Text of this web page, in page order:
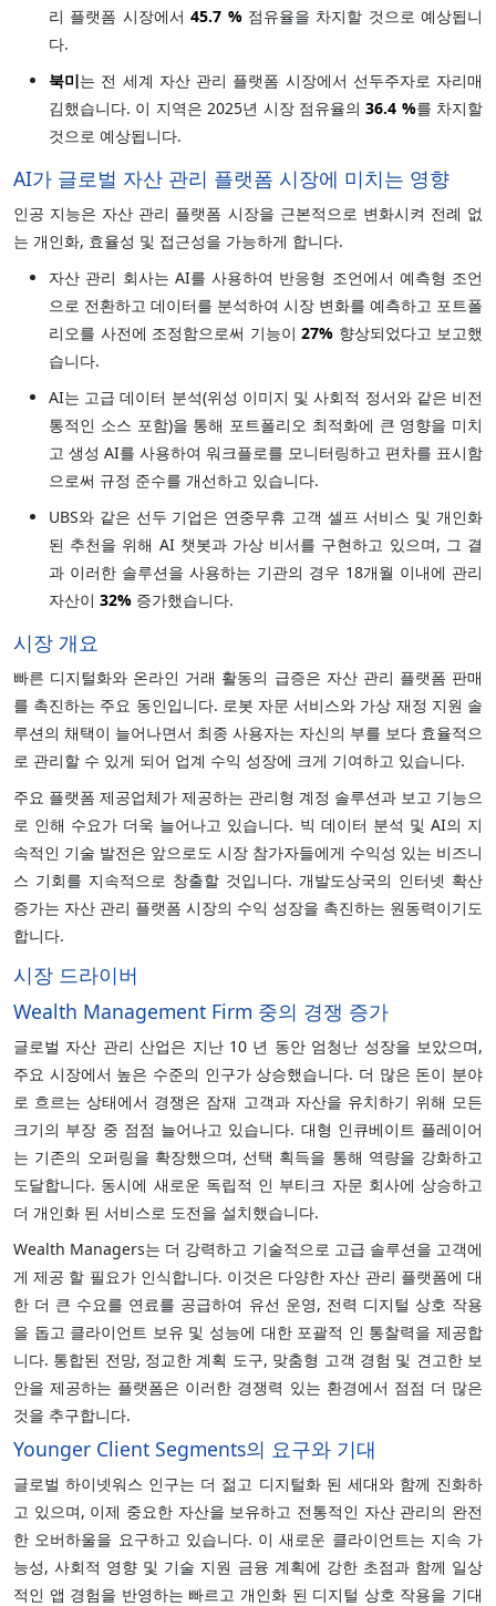
리 플랫폼 시장에서45.7 %점유율을 차지할 것으로 예상됩니
다.
북미는 전 세계 자산 관리 플랫폼 시장에서 선두주자로 자리매
김했습니다. 이 지역은 2025년 시장 점유율의36.4 %를 차지할
것으로 예상됩니다.
AI가 글로벌 자산 관리 플랫폼 시장에 미치는 영향
인공 지능은 자산 관리 플랫폼 시장을 근본적으로 변화시켜 전례 없
는 개인화, 효율성 및 접근성을 가능하게 합니다.
자산 관리 회사는 AI를 사용하여 반응형 조언에서 예측형 조언
으로 전환하고 데이터를 분석하여 시장 변화를 예측하고 포트폴
리오를 사전에 조정함으로써 기능이 27% 향상되었다고 보고했
습니다.
AI는 고급 데이터 분석(위성 이미지 및 사회적 정서와 같은 비전
통적인 소스 포함)을 통해 포트폴리오 최적화에 큰 영향을 미치
고 생성 AI를 사용하여 워크플로를 모니터링하고 편차를 표시함
으로써 규정 준수를 개선하고 있습니다.
UBS와 같은 선두 기업은 연중무휴 고객 셀프 서비스 및 개인화
된 추천을 위해 AI 챗봇과 가상 비서를 구현하고 있으며, 그 결
과 이러한 솔루션을 사용하는 기관의 경우 18개월 이내에 관리
자산이 32% 증가했습니다.
시장 개요
빠른 디지털화와 온라인 거래 활동의 급증은 자산 관리 플랫폼 판매
를 촉진하는 주요 동인입니다. 로봇 자문 서비스와 가상 재정 지원 솔
루션의 채택이 늘어나면서 최종 사용자는 자신의 부를 보다 효율적으
로 관리할 수 있게 되어 업계 수익 성장에 크게 기여하고 있습니다.
주요 플랫폼 제공업체가 제공하는 관리형 계정 솔루션과 보고 기능으
로 인해 수요가 더욱 늘어나고 있습니다. 빅 데이터 분석 및 AI의 지
속적인 기술 발전은 앞으로도 시장 참가자들에게 수익성 있는 비즈니
스 기회를 지속적으로 창출할 것입니다. 개발도상국의 인터넷 확산
증가는 자산 관리 플랫폼 시장의 수익 성장을 촉진하는 원동력이기도
합니다.
시장 드라이버
Wealth Management Firm 중의 경쟁 증가
글로벌 자산 관리 산업은 지난 10 년 동안 엄청난 성장을 보았으며,
주요 시장에서 높은 수준의 인구가 상승했습니다. 더 많은 돈이 분야
로 흐르는 상태에서 경쟁은 잠재 고객과 자산을 유치하기 위해 모든
크기의 부장 중 점점 늘어나고 있습니다. 대형 인큐베이트 플레이어
는 기존의 오퍼링을 확장했으며, 선택 획득을 통해 역량을 강화하고
도달합니다. 동시에 새로운 독립적 인 부티크 자문 회사에 상승하고
더 개인화 된 서비스로 도전을 설치했습니다.
Wealth Managers는 더 강력하고 기술적으로 고급 솔루션을 고객에
게 제공 할 필요가 인식합니다. 이것은 다양한 자산 관리 플랫폼에 대
한 더 큰 수요를 연료를 공급하여 유선 운영, 전력 디지털 상호 작용
을 돕고 클라이언트 보유 및 성능에 대한 포괄적 인 통찰력을 제공합
니다. 통합된 전망, 정교한 계획 도구, 맞춤형 고객 경험 및 견고한 보
안을 제공하는 플랫폼은 이러한 경쟁력 있는 환경에서 점점 더 많은
것을 추구합니다.
Younger Client Segments의 요구와 기대
글로벌 하이넷워스 인구는 더 젊고 디지털화 된 세대와 함께 진화하
고 있으며, 이제 중요한 자산을 보유하고 전통적인 자산 관리의 완전
한 오버하울을 요구하고 있습니다. 이 새로운 클라이언트는 지속 가
능성, 사회적 영향 및 기술 지원 금융 계획에 강한 초점과 함께 일상
적인 앱 경험을 반영하는 빠르고 개인화 된 디지털 상호 작용을 기대